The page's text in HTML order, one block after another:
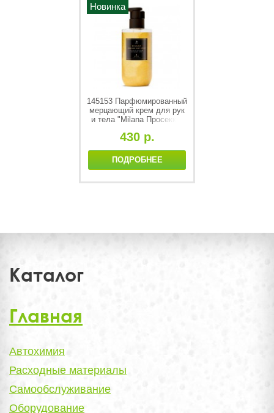
Новинка
145153 Парфюмированный
мерцающий крем для рук
и тела "Milana Просекко"
430 р.
ПОДРОБНЕЕ
Каталог
Главная
Автохимия
Расходные материалы
Самообслуживание
Оборудование